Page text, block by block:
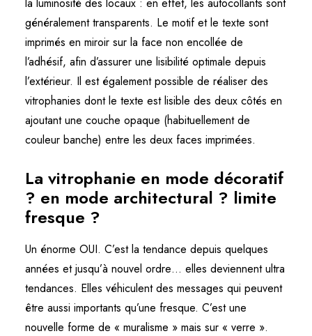
généralement transparents. Le motif et le texte sont
imprimés en miroir sur la face non encollée de
l’adhésif, afin d’assurer une lisibilité optimale depuis
l’extérieur. Il est également possible de réaliser des
vitrophanies dont le texte est lisible des deux côtés en
ajoutant une couche opaque (habituellement de
couleur banche) entre les deux faces imprimées.
La vitrophanie en mode décoratif
? en mode architectural ? limite
fresque ?
Un énorme OUI. C’est la tendance depuis quelques
années et jusqu’à nouvel ordre… elles deviennent ultra
tendances. Elles véhiculent des messages qui peuvent
être aussi importants qu’une fresque. C’est une
nouvelle forme de « muralisme » mais sur « verre ».